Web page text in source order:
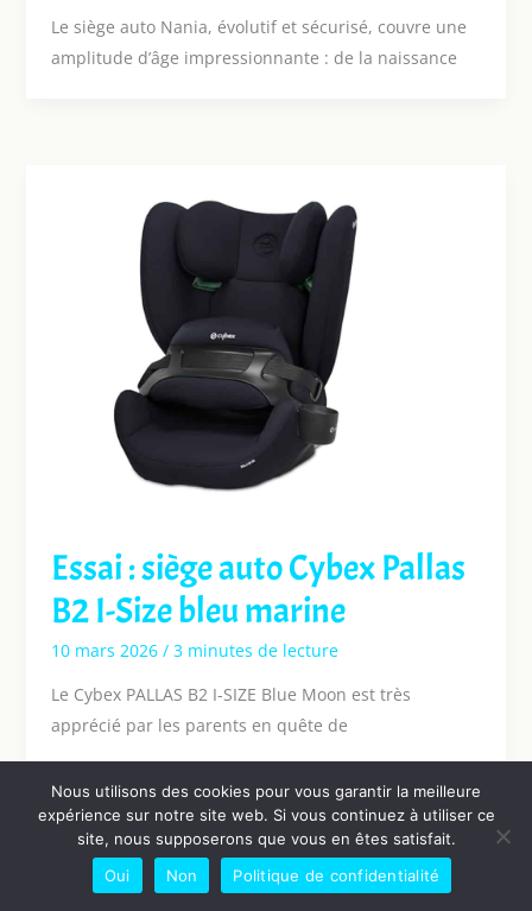
Le siège auto Nania, évolutif et sécurisé, couvre une
amplitude d’âge impressionnante : de la naissance
Essai : siège auto Cybex Pallas
B2 I-Size bleu marine
10 mars 2026 / 3 minutes de lecture
Le Cybex PALLAS B2 I-SIZE Blue Moon est très
apprécié par les parents en quête de
1 2 13 Suivant
Nous utilisons des cookies pour vous garantir la meilleure
expérience sur notre site web. Si vous continuez à utiliser ce
site, nous supposerons que vous en êtes satisfait.
Oui
Non Politique de confidentialité